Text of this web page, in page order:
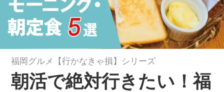
福岡グルメ【行かなきゃ損】シリーズ
朝活で絶対行きたい！福